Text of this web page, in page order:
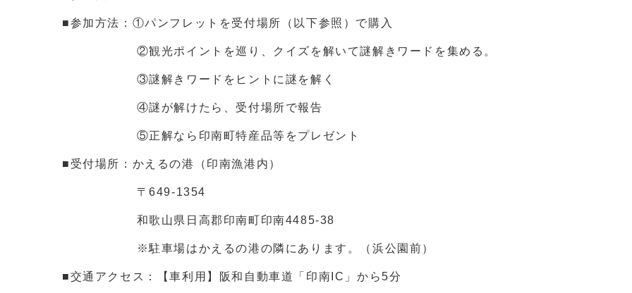
■参加方法：①パンフレットを受付場所（以下参照）で購入
②観光ポイントを巡り、クイズを解いて謎解きワードを集める。
③謎解きワードをヒントに謎を解く
④謎が解けたら、受付場所で報告
⑤正解なら印南町特産品等をプレゼント
■受付場所：かえるの港（印南漁港内）
〒649-1354
和歌山県日高郡印南町印南4485-38
※駐車場はかえるの港の隣にあります。（浜公園前）
■交通アクセス：【車利用】阪和自動車道「印南IC」から5分